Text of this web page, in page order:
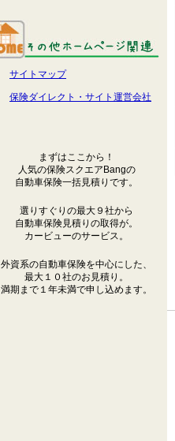
サイトマップ
保険ダイレクト・サイト運営会社
まずはここから！
人気の保険スクエアBangの
自動車保険一括見積りです。
選りすぐりの最大９社から
自動車保険見積りの取得が。
カービューのサービス。
外資系の自動車保険を中心にした、
最大１０社のお見積り。
満期まで１年未満で申し込めます。